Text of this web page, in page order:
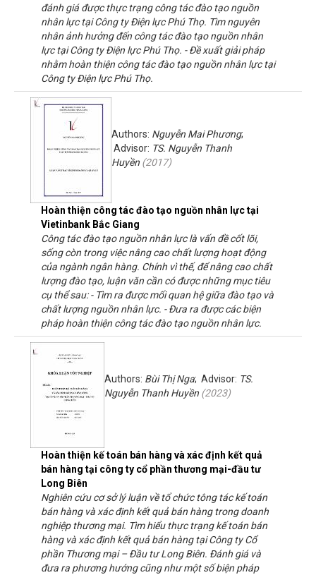
đánh giá được thực trạng công tác đào tạo nguồn
nhân lực tại Công ty Điện lực Phú Thọ. Tìm nguyên
nhân ảnh hưởng đến công tác đào tạo nguồn nhân
lực tại Công ty Điện lực Phú Thọ. - Đề xuất giải pháp
nhằm hoàn thiện công tác đào tạo nguồn nhân lực tại
Công ty Điện lực Phú Thọ.
Hoàn thiện công tác đào tạo nguồn nhân lực tại
Vietinbank Bắc Giang
Authors: Nguyễn Mai Phương;
Advisor: TS. Nguyễn Thanh
Huyền (2017)
Công tác đào tạo nguồn nhân lực là vấn đề cốt lõi,
sống còn trong việc nâng cao chất lượng hoạt động
của ngành ngân hàng. Chính vì thế, để nâng cao chất
lượng đào tạo, luận văn cần có được những mục tiêu
cụ thể sau: - Tìm ra được mối quan hệ giữa đào tạo và
chất lượng nguồn nhân lực. - Đưa ra được các biện
pháp hoàn thiện công tác đào tạo nguồn nhân lực.
Hoàn thiện kế toán bán hàng và xác định kết quả
bán hàng tại công ty cổ phần thương mại-đầu tư
Long Biên
Authors: Bùi Thị Nga; Advisor: TS.
Nguyễn Thanh Huyền (2023)
Nghiên cứu cơ sở lý luận về tổ chức tông tác kế toán
bán hàng và xác định kết quả bán hàng trong doanh
nghiệp thương mại. Tìm hiểu thực trạng kế toán bán
hàng và xác định kết quả bán hàng tại Công ty Cổ
phần Thương mại – Đầu tư Long Biên. Đánh giá và
đưa ra phương hướng cũng như một số biện pháp